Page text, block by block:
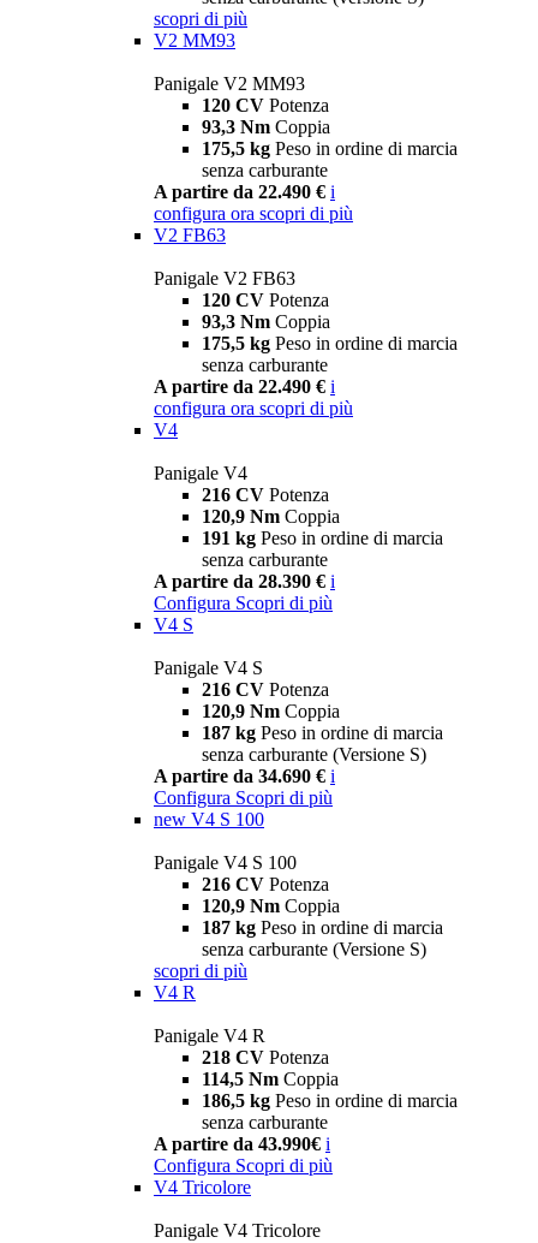
scopri di più
V2 MM93
Panigale V2 MM93
120 CV Potenza
93,3 Nm Coppia
175,5 kg Peso in ordine di marcia
senza carburante
A partire da 22.490 € i
configura ora scopri di più
V2 FB63
Panigale V2 FB63
120 CV Potenza
93,3 Nm Coppia
175,5 kg Peso in ordine di marcia
senza carburante
A partire da 22.490 € i
configura ora scopri di più
V4
Panigale V4
216 CV Potenza
120,9 Nm Coppia
191 kg Peso in ordine di marcia
senza carburante
A partire da 28.390 € i
Configura Scopri di più
V4 S
Panigale V4 S
216 CV Potenza
120,9 Nm Coppia
187 kg Peso in ordine di marcia
senza carburante (Versione S)
A partire da 34.690 € i
Configura Scopri di più
new V4 S 100
Panigale V4 S 100
216 CV Potenza
120,9 Nm Coppia
187 kg Peso in ordine di marcia
senza carburante (Versione S)
scopri di più
V4 R
Panigale V4 R
218 CV Potenza
114,5 Nm Coppia
186,5 kg Peso in ordine di marcia
senza carburante
A partire da 43.990€ i
Configura Scopri di più
V4 Tricolore
Panigale V4 Tricolore